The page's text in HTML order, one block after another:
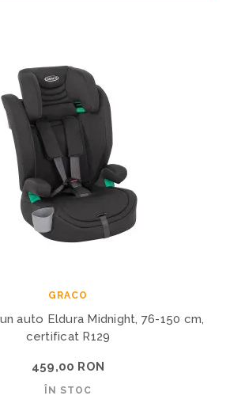
GRACO
auto Eldura Midnight, 76-150 cm,
certificat R129
459,00 RON
ÎN STOC